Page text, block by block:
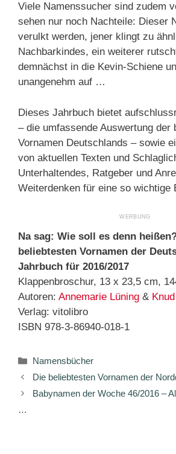
Viele Namenssucher sind zudem
sehen nur noch Nachteile: Dieser
verulkt werden, jener klingt zu
Nachbarkindes, ein weiterer
demnächst in die Kevin-Schiene
unangenehm auf …
Dieses Jahrbuch bietet
– die umfassende Auswertung der
Vornamen Deutschlands – sowie
von aktuellen Texten und
Unterhaltendes, Ratgeber und
Weiterdenken für eine so wichtige
Na sag: Wie soll es denn
beliebtesten Vornamen der
Jahrbuch für 2016/2017
Klappenbroschur, 13 x 23,5 cm,
Autoren: Annemarie Lüning &
Verlag: vitolibro
ISBN 978-3-86940-018-1
Kategorien
Namensbücher
Die beliebtesten Vornamen der
Babynamen der Woche 46/2016 –
…